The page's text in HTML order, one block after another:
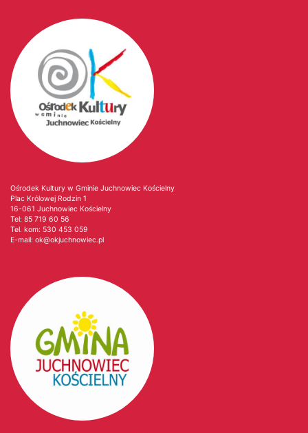
Ośrodek Kultury w Gminie Juchnowiec Kościelny
Plac Królowej Rodzin 1
16-061 Juchnowiec Kościelny
Tel: 85 719 60 56
Tel. kom: 530 453 059
E-mail: ok@okjuchnowiec.pl